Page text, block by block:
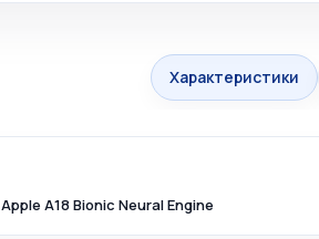
Характеристики
Apple A18 Bionic Neural Engine